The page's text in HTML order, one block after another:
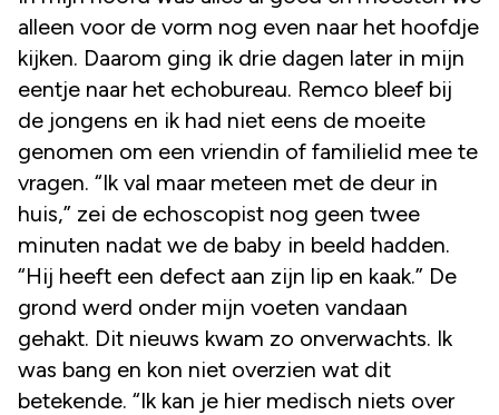
alleen voor de vorm nog even naar het hoofdje
kijken. Daarom ging ik drie dagen later in mijn
eentje naar het echobureau. Remco bleef bij
de jongens en ik had niet eens de moeite
genomen om een vriendin of familielid mee te
vragen. “Ik val maar meteen met de deur in
huis,” zei de echoscopist nog geen twee
minuten nadat we de baby in beeld hadden.
“Hij heeft een defect aan zijn lip en kaak.” De
grond werd onder mijn voeten vandaan
gehakt. Dit nieuws kwam zo onverwachts. Ik
was bang en kon niet overzien wat dit
betekende. “Ik kan je hier medisch niets over